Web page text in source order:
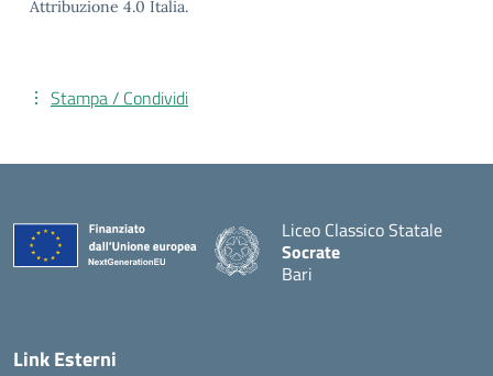
Attribuzione 4.0 Italia.
Stampa / Condividi
Liceo Classico Statale
Socrate
Bari
Link Esterni